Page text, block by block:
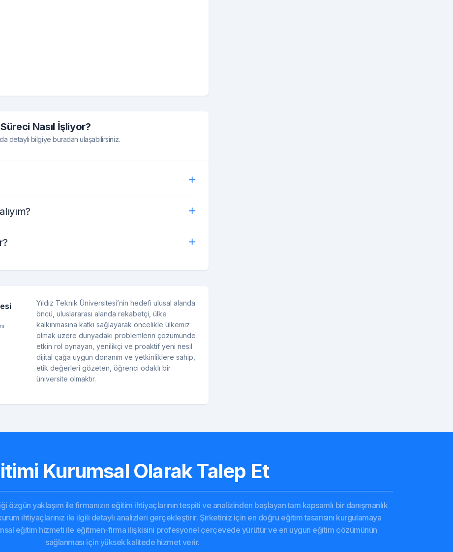
Nasıl İşliyor?
detaylı bilgiye buradan ulaşabilirsiniz.
Yıldız Teknik Üniversitesi’nin hedefi ulusal alanda
öncü, uluslararası alanda rekabetçi, ülke
kalkınmasına katkı sağlayarak öncelikle ülkemiz
olmak üzere dünyadaki problemlerin çözümünde
etkin rol oynayan, yenilikçi ve proaktif yeni nesil
dijital çağa uygun donanım ve yetkinliklere sahip,
etik değerleri gözeten, öğrenci odaklı bir
üniversite olmaktır.
Kurumsal Olarak Talep Et
özgün yaklaşım ile firmanızın eğitim ihtiyaçlarının tespiti ve analizinden başlayan tam kapsamlı bir danışmanlık
ihtiyaçlarınız ile ilgili detaylı analizleri gerçekleştirir. Şirketiniz için en doğru eğitim tasarısını kurgulamaya
eğitim hizmeti ile eğitmen-firma ilişkisini profesyonel çerçevede yürütür ve en uygun eğitim çözümünün
sağlanması için yüksek kalitede hizmet verir.